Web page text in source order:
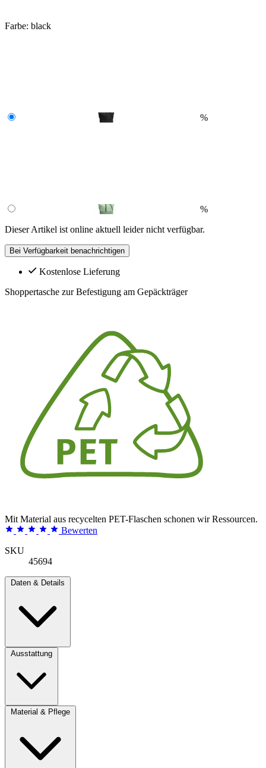
Farbe: black
%
%
Dieser Artikel ist online aktuell leider nicht verfügbar.
Bei Verfügbarkeit benachrichtigen
Kostenlose Lieferung
Shoppertasche zur Befestigung am Gepäckträger
Mit Material aus recycelten PET-Flaschen schonen wir Ressourcen.
Bewerten
SKU
45694
Daten & Details
Ausstattung
Material & Pflege